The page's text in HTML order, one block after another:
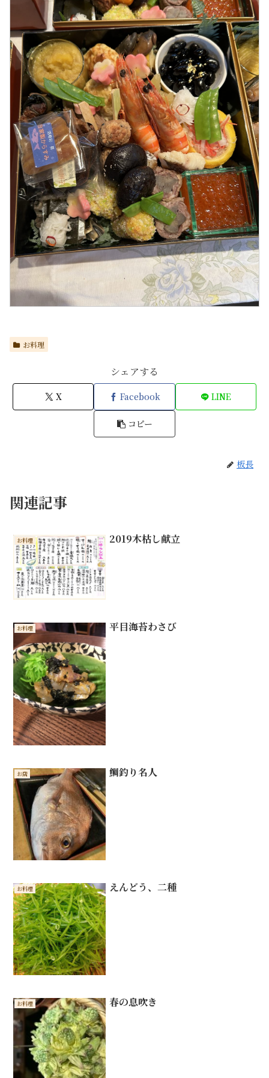
お料理
シェアする
X Facebook LINE
コピー
板長
関連記事
お料理 2019木枯し献立
お料理 平目海苔わさび
お店 鯛釣り名人
お料理 えんどう、二種
お料理 春の息吹き